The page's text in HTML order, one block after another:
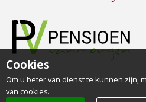
Bob
Cookies
Om u beter van dienst te kunnen zijn,
van cookies.